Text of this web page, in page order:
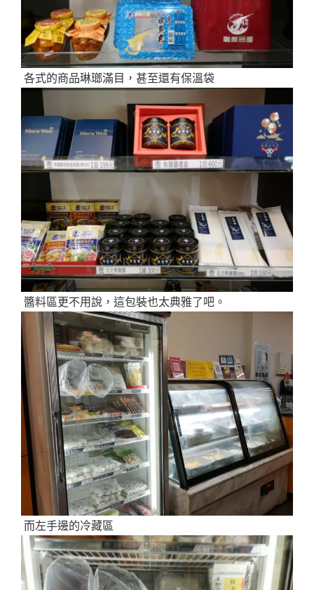
各式的商品琳瑯滿目，甚至還有保溫袋
醬料區更不用說，這包裝也太典雅了吧。
而左手邊的冷藏區